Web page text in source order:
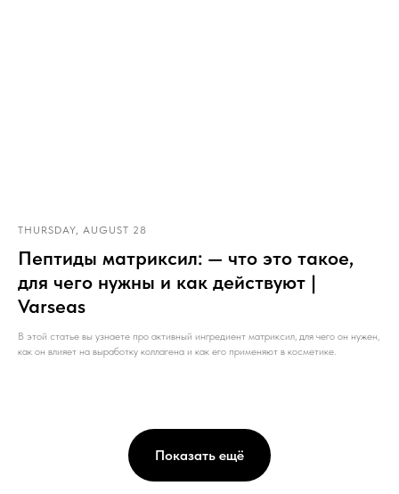
THURSDAY, AUGUST 28
Пептиды матриксил: — что это такое,
для чего нужны и как действуют |
Varseas
В этой статье вы узнаете про активный ингредиент матриксил, для чего он нужен,
как он влияет на выработку коллагена и как его применяют в косметике.
Показать ещё